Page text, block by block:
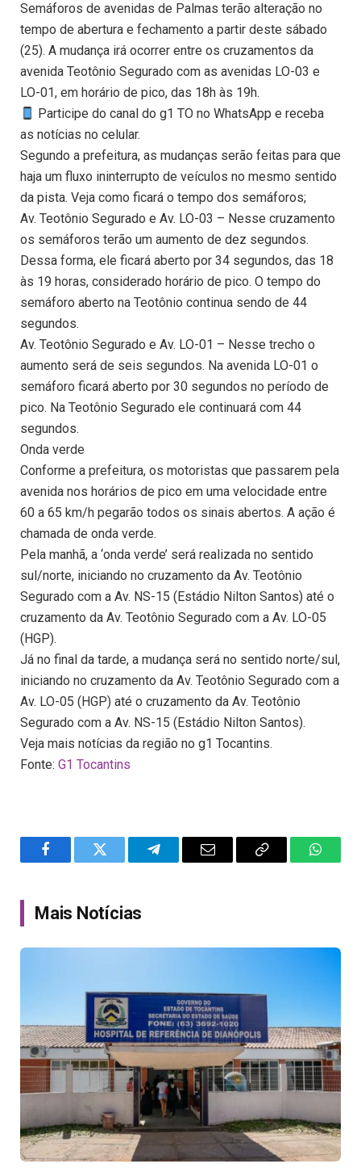
Semáforos de avenidas de Palmas terão alteração no
tempo de abertura e fechamento a partir deste sábado
(25). A mudança irá ocorrer entre os cruzamentos da
avenida Teotônio Segurado com as avenidas LO-03 e
LO-01, em horário de pico, das 18h às 19h.
Participe do canal do g1 TO no WhatsApp e receba
as notícias no celular.
Segundo a prefeitura, as mudanças serão feitas para que
haja um fluxo ininterrupto de veículos no mesmo sentido
da pista. Veja como ficará o tempo dos semáforos;
Av. Teotônio Segurado e Av. LO-03 – Nesse cruzamento
os semáforos terão um aumento de dez segundos.
Dessa forma, ele ficará aberto por 34 segundos, das 18
às 19 horas, considerado horário de pico. O tempo do
semáforo aberto na Teotônio continua sendo de 44
segundos.
Av. Teotônio Segurado e Av. LO-01 – Nesse trecho o
aumento será de seis segundos. Na avenida LO-01 o
semáforo ficará aberto por 30 segundos no período de
pico. Na Teotônio Segurado ele continuará com 44
segundos.
Onda verde
Conforme a prefeitura, os motoristas que passarem pela
avenida nos horários de pico em uma velocidade entre
60 a 65 km/h pegarão todos os sinais abertos. A ação é
chamada de onda verde.
Pela manhã, a ‘onda verde’ será realizada no sentido
sul/norte, iniciando no cruzamento da Av. Teotônio
Segurado com a Av. NS-15 (Estádio Nilton Santos) até o
cruzamento da Av. Teotônio Segurado com a Av. LO-05
(HGP).
Já no final da tarde, a mudança será no sentido norte/sul,
iniciando no cruzamento da Av. Teotônio Segurado com a
Av. LO-05 (HGP) até o cruzamento da Av. Teotônio
Segurado com a Av. NS-15 (Estádio Nilton Santos).
Veja mais notícias da região no g1 Tocantins.
Fonte: G1 Tocantins
FacebookTwitter TelegramEmail
Copy
Mais Notícias